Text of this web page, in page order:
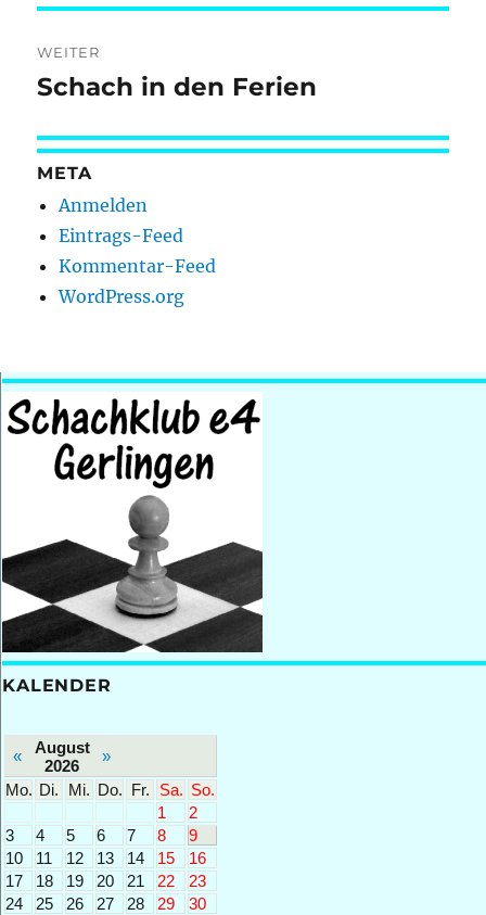
WEITER
Nächster
Schach in den Ferien
META
Anmelden
Eintrags-Feed
Kommentar-Feed
WordPress.org
KALENDER
«
August
2026
»
Mo. Di. Mi. Do. Fr. Sa. So.
1
2
3
4 5 6 7 8
9
10
11 12 13 14 15
16
17
18 19 20 21 22
23
24
25 26 27 28 29
30